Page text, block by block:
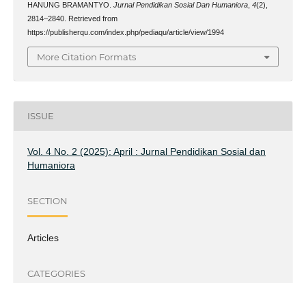
HANUNG BRAMANTYO. Jurnal Pendidikan Sosial Dan Humaniora, 4(2),
2814–2840. Retrieved from
https://publisherqu.com/index.php/pediaqu/article/view/1994
More Citation Formats
ISSUE
Vol. 4 No. 2 (2025): April : Jurnal Pendidikan Sosial dan
Humaniora
SECTION
Articles
CATEGORIES